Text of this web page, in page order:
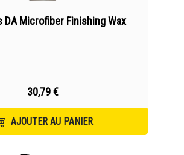
DA Microfiber Finishing Wax
30,79 €
AJOUTER AU PANIER